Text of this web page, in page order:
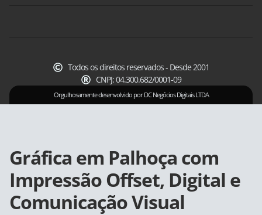
Todos os direitos reservados - Desde 2001
CNPJ: 04.300.682/0001-09
Orgulhosamente desenvolvido por DC Negócios Digitais LTDA
Gráfica em Palhoça com
Impressão Offset, Digital e
Comunicação Visual